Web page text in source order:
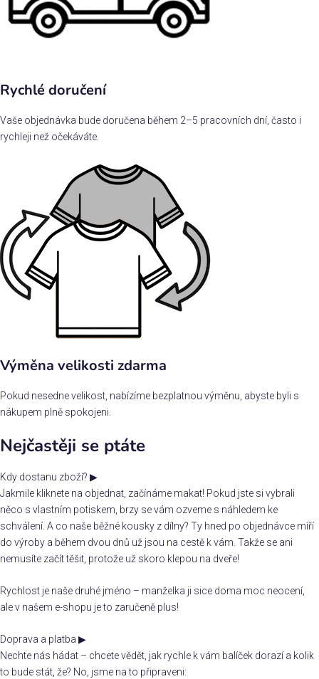
Rychlé doručení
Vaše objednávka bude doručena během 2–5 pracovních dní, často i
rychleji než očekáváte.
Výměna velikosti zdarma
Pokud nesedne velikost, nabízíme bezplatnou výměnu, abyste byli s
nákupem plně spokojeni.
Nejčastěji se ptáte
Kdy dostanu zboží? ▶
Jakmile kliknete na objednat, začínáme makat! Pokud jste si vybrali
něco s vlastním potiskem, brzy se vám ozveme s náhledem ke
schválení. A co naše běžné kousky z dílny? Ty hned po objednávce míří
do výroby a během dvou dnů už jsou na cestě k vám. Takže se ani
nemusíte začít těšit, protože už skoro klepou na dveře!
Rychlost je naše druhé jméno – manželka ji sice doma moc neocení,
ale v našem e-shopu je to zaručeně plus!
Doprava a platba ▶
Nechte nás hádat – chcete vědět, jak rychle k vám balíček dorazí a kolik
to bude stát, že? No, jsme na to připraveni: